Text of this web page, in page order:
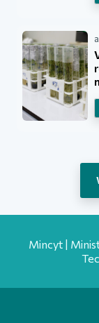
Mincyt |